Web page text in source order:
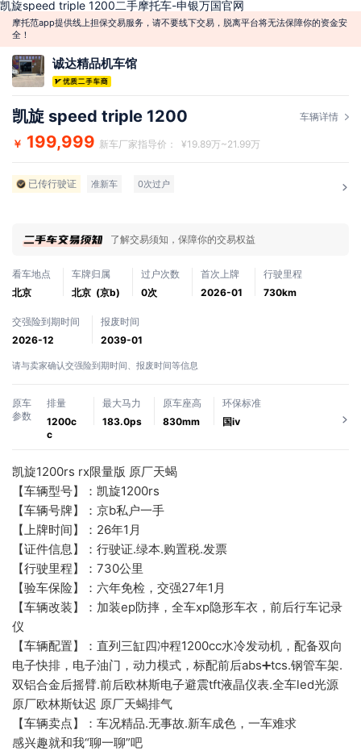
凯旋speed triple 1200二手摩托车-申银万国官网
摩托范app提供线上担保交易服务，请不要线下交易，脱离平台将无法保障你的资金安
全！
诚达精品机车馆
凯旋 speed triple 1200 车辆详情
￥ 199,999 新车厂家指导价： ¥19.89万~21.99万
已传行驶证 准新车 0次过户
了解交易须知，保障你的交易权益
看车地点
北京
车牌归属
北京 (京b)
过户次数
0次
首次上牌
2026-01
行驶里程
730km
交强险到期时间
2026-12
报废时间
2039-01
请与卖家确认交强险到期时间、报废时间等信息
原车
参数
排量
1200c
c
最大马力
183.0ps
原车座高
830mm
环保标准
国ⅳ
凯旋1200rs rx限量版 原厂天蝎
【车辆型号】：凯旋1200rs
【车辆号牌】：京b私户一手
【上牌时间】：26年1月
【证件信息】：行驶证.绿本.购置税.发票
【行驶里程】：730公里
【验车保险】：六年免检，交强27年1月
【车辆改装】：加装ep防摔，全车xp隐形车衣，前后行车记录
仪
【车辆配置】：直列三缸四冲程1200cc水冷发动机，配备双向
电子快排，电子油门，动力模式，标配前后abs➕tcs.钢管车架.
双铝合金后摇臂.前后欧林斯电子避震tft液晶仪表.全车led光源
原厂欧林斯钛迟 原厂天蝎排气
【车辆卖点】：车况精品.无事故.新车成色，一车难求
感兴趣就和我“聊一聊”吧